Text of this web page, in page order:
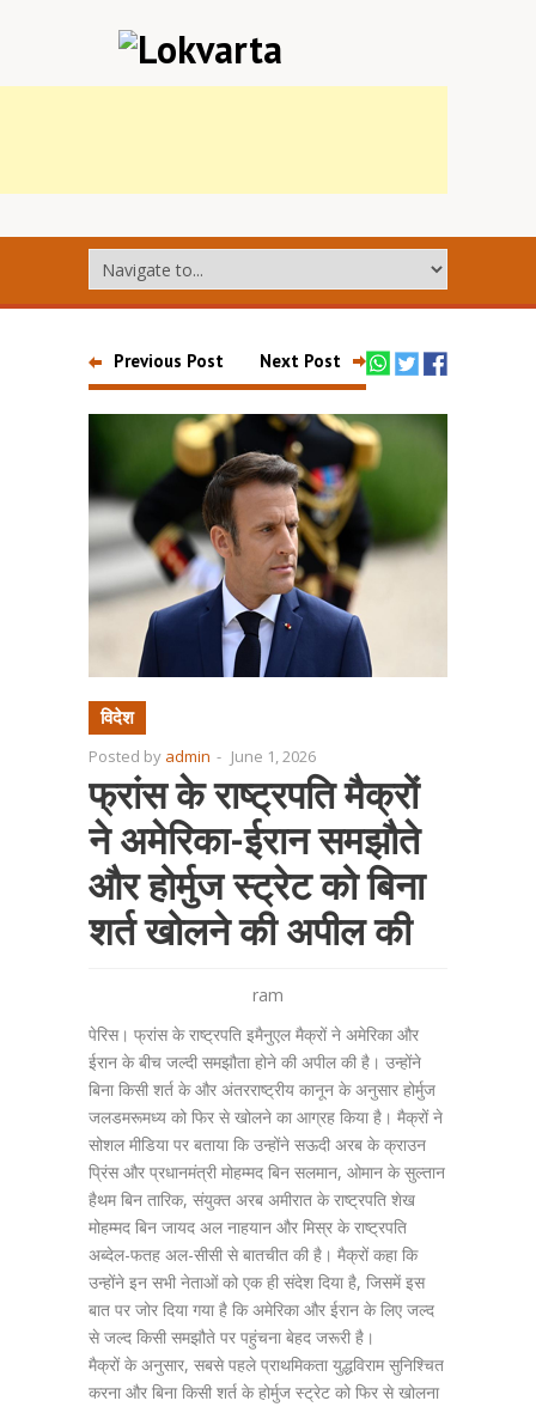
Previous Post Next Post
विदेश
Posted by admin - June 1, 2026
फ्रांस के राष्ट्रपति मैक्रों
ने अमेरिका-ईरान समझौते
और होर्मुज स्‍ट्रेट को बिना
शर्त खोलने की अपील की
ram
पेरिस। फ्रांस के राष्ट्रपति इमैनुएल मैक्रों ने अमेरिका और
ईरान के बीच जल्दी समझौता होने की अपील की है। उन्होंने
बिना किसी शर्त के और अंतरराष्ट्रीय कानून के अनुसार होर्मुज
जलडमरूमध्य को फिर से खोलने का आग्रह किया है। मैक्रों ने
सोशल मीडिया पर बताया कि उन्होंने सऊदी अरब के क्राउन
प्रिंस और प्रधानमंत्री मोहम्मद बिन सलमान, ओमान के सुल्तान
हैथम बिन तारिक, संयुक्त अरब अमीरात के राष्ट्रपति शेख
मोहम्मद बिन जायद अल नाहयान और मिस्र के राष्ट्रपति
अब्देल-फतह अल-सीसी से बातचीत की है। मैक्रों कहा क‍ि
उन्होंने इन सभी नेताओं को एक ही संदेश दिया है, जिसमें इस
बात पर जोर दिया गया है कि अमेरिका और ईरान के लिए जल्द
से जल्द किसी समझौते पर पहुंचना बेहद जरूरी है।
मैक्रों के अनुसार, सबसे पहले प्राथमिकता युद्धविराम सुनिश्चित
करना और बिना किसी शर्त के होर्मुज स्‍ट्रेट को फिर से खोलना